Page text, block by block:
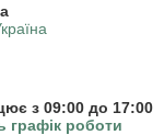
з 09:00 до 17:00
графік роботи